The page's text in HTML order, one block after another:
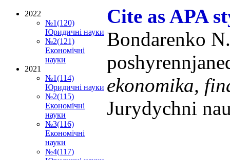
Cite as APA
Bondarenko
ekonomika,
Jurydychni
2022
№1(120)
Юридичні науки
№2(121)
Економічні
науки
2021
№1(114)
Юридичні науки
№2(115)
Економічні
науки
№3(116)
Економічні
науки
№4(117)